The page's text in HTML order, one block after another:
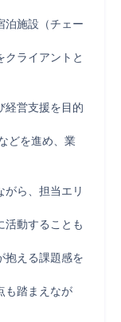
泊施設（チェー
クライアントと
経営支援を目的
どを進め、業
がら、担当エリ
活動することも
抱える課題感を
も踏まえなが